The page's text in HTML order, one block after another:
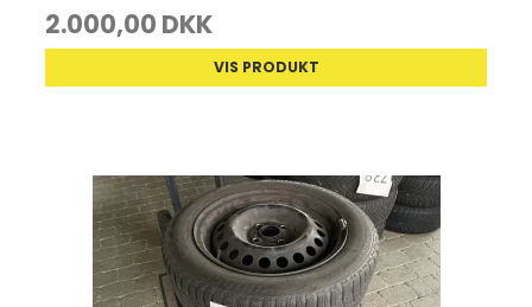
2.000,00 DKK
VIS PRODUKT